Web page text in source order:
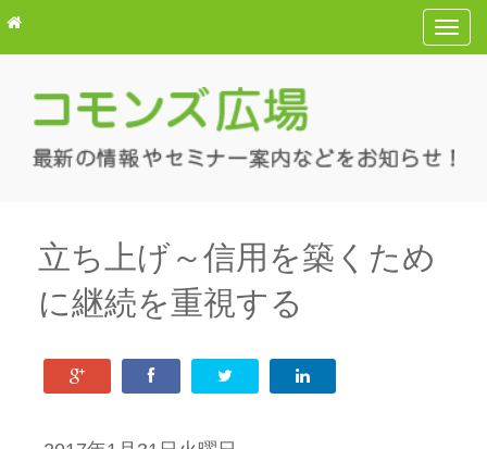
T
o
e
立ち上げ～信用を築くため
に継続を重視する